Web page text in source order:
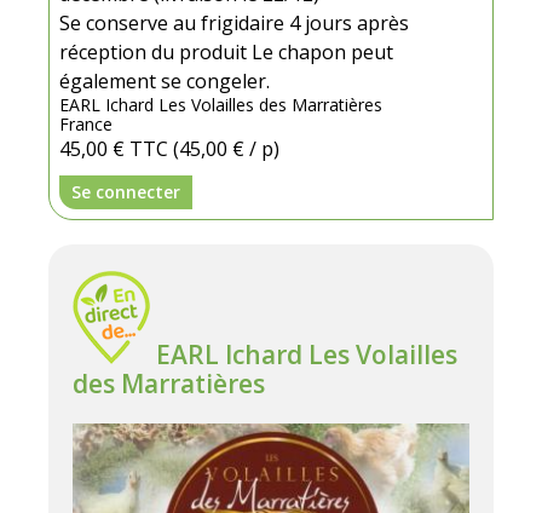
Se conserve au frigidaire 4 jours après
réception du produit Le chapon peut
également se congeler.
EARL Ichard Les Volailles des Marratières
France
45,00 € TTC (45,00 € / p)
Se connecter
EARL Ichard Les Volailles
des Marratières